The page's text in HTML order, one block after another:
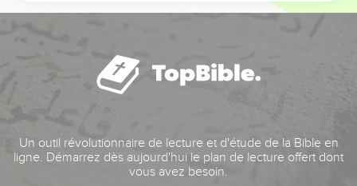
Un outil révolutionnaire de lecture et d'étude de la Bible en
ligne. Démarrez dès aujourd'hui le plan de lecture offert dont
vous avez besoin.